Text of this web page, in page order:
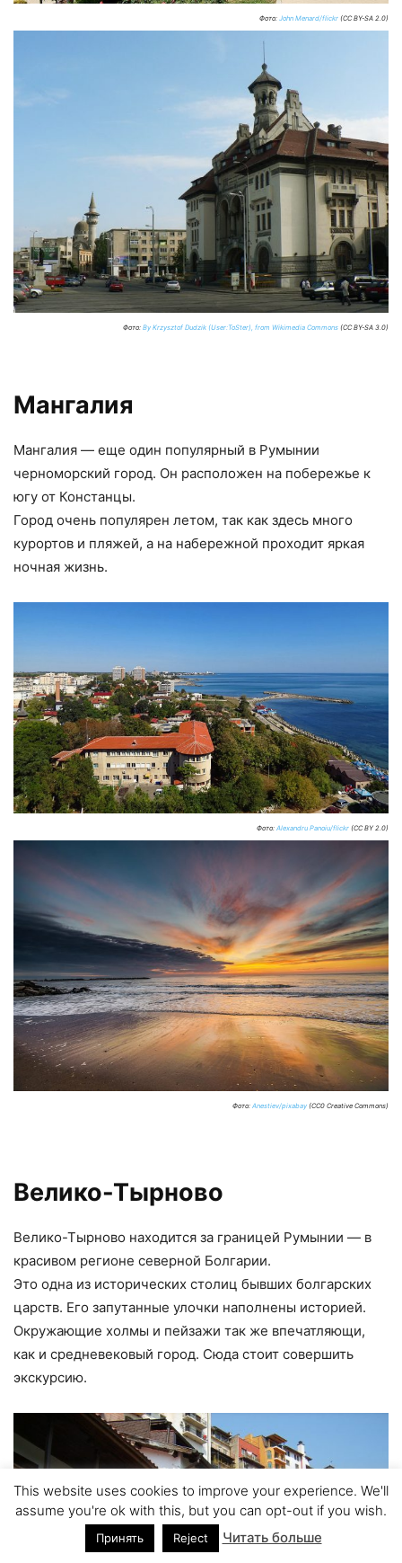
Фото: John Menard/flickr (CC BY-SA 2.0)
Фото: By Krzysztof Dudzik (User:ToSter), from Wikimedia Commons (CC BY-SA 3.0)
Мангалия
Мангалия — еще один популярный в Румынии
черноморский город. Он расположен на побережье к
югу от Констанцы.
Город очень популярен летом, так как здесь много
курортов и пляжей, а на набережной проходит яркая
ночная жизнь.
Фото: Alexandru Panoiu/flickr (CC BY 2.0)
Фото: Anestiev/pixabay (CC0 Creative Commons)
Велико-Тырново
Велико-Тырново находится за границей Румынии — в
красивом регионе северной Болгарии.
Это одна из исторических столиц бывших болгарских
царств. Его запутанные улочки наполнены историей.
Окружающие холмы и пейзажи так же впечатляющи,
как и средневековый город. Сюда стоит совершить
экскурсию.
This website uses cookies to improve your experience. We'll
assume you're ok with this, but you can opt-out if you wish.
Принять Reject Читать больше